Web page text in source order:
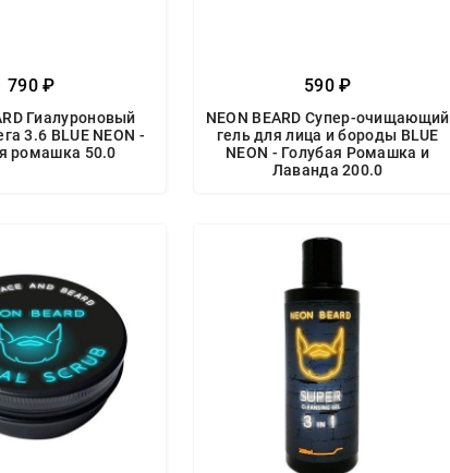
790 ₽
Гиалуроновый
3.6 BLUE NEON -
ромашка 50.0
590 ₽
NEON BEARD Супер-очищающий
гель для лица и бороды BLUE
NEON - Голубая Ромашка и
Лаванда 200.0